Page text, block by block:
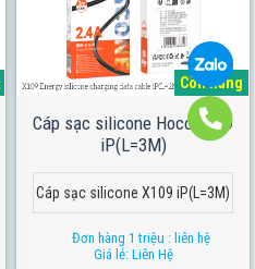
Còn hàng
Cáp sạc silicone Hoco X109
iP(L=3M)
Cáp sạc silicone X109 iP(L=3M)
Đơn hàng 1 triệu : liên hệ
Giá lẻ: Liên Hệ